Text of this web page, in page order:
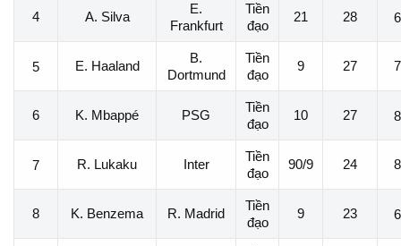
4 A. Silva
E.
Frankfurt
Tiền
đạo
21 28
5 E. Haaland
B.
Dortmund
Tiền
đạo
9 27
6 K. Mbappé PSG
Tiền
đạo
10 27
7 R. Lukaku Inter
Tiền
đạo
90/9 24
8 K. Benzema R. Madrid
Tiền
đạo
9 23